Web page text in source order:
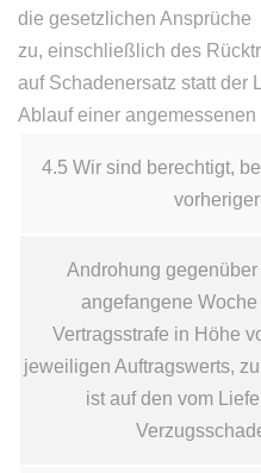
die gesetzlichen Ansprüche
zu, einschließlich des
auf Schadenersatz statt der
Ablauf einer angemessenen
4.5 Wir sind berechtigt,
Androhung
angefangene
Vertragsstrafe in Höhe
jeweiligen Auftragswerts,
ist auf den vom